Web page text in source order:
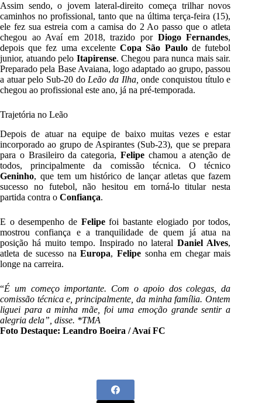
Assim sendo, o jovem lateral-direito começa trilhar novos
caminhos no profissional, tanto que na última terça-feira (15),
ele fez sua estreia com a camisa do 2 Ao passo que oatleta
chegou ao Avaí em 2018, trazido por Diogo Fernandes,
depois que fez uma excelenteCopa São Paulode futebol
junior, atuando pelo Itapirense. Chegou para nunca mais sair.
Preparado pela Base Avaiana, logo adaptado ao grupo, passou
a atuar pelo Sub-20 do Leão da Ilha, onde conquistou título e
chegou ao profissional este ano, já na pré-temporada.
Trajetória no Leão
Depois de atuar na equipe de baixo muitas vezes e estar
incorporado ao grupo de Aspirantes (Sub-23), que se prepara
para o Brasileiro da categoria,Felipe chamou a atenção de
todos, principalmente da comissão técnica. O técnico
Geninho, que tem um histórico de lançar atletas que fazem
sucesso no futebol, não hesitou em torná-lo titular nesta
partida contra o Confiança.
E o desempenho de Felipefoi bastante elogiado por todos,
mostrou confiança e a tranquilidade de quem já atua na
posição há muito tempo. Inspirado no lateralDaniel Alves,
atleta de sucesso naEuropa, Felipesonha em chegar mais
longe na carreira.
“É um começo importante. Com o apoio dos colegas, da
comissão técnica e, principalmente, da minha família. Ontem
liguei para a minha mãe, foi uma emoção grande sentir a
alegria dela”, disse. *TMA
Foto Destaque: Leandro Boeira / Avaí FC